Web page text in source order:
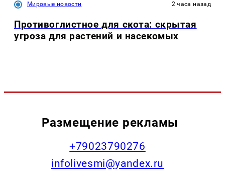
Мировые новости 2 часа назад
Противоглистное для скота: скрытая
угроза для растений и насекомых
Размещение рекламы
+79023790276
infolivesmi@yandex.ru